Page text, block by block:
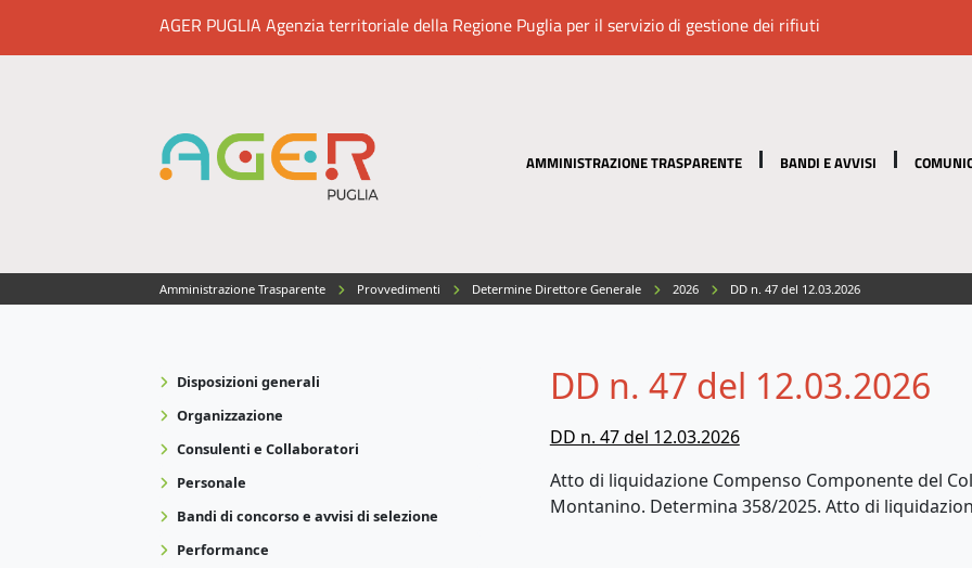
AGER PUGLIA Agenzia territoriale della Regione Puglia per il servizio di gestione dei rifiuti
AMMINISTRAZIONE TRASPARENTE BANDI E AVVISI
Amministrazione Trasparente Provvedimenti Determine Direttore Generale 2026 DD n. 47 del 12.03.2026
Disposizioni generali
Organizzazione
Consulenti e Collaboratori
Personale
Bandi di concorso e avvisi di selezione
Performance
DD n. 47 del 12.03.2026
DD n. 47 del 12.03.2026
Atto di liquidazione Compenso Componente del
Montanino. Determina 358/2025. Atto di